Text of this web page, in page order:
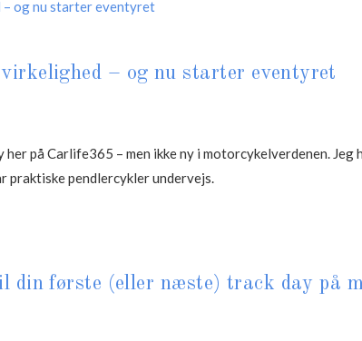
– og nu starter eventyret
på Carlife365 – men ikke ny i motorcykelverdenen.
praktiske pendlercykler undervejs.
din første (eller næste) track day på